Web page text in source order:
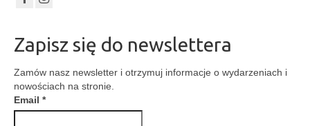
Zapisz się do newslettera
Zamów nasz newsletter i otrzymuj informacje o wydarzeniach i
nowościach na stronie.
Email *